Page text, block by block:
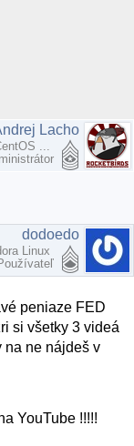
Lacho
...
dodoedo
Linux
peniaze FED
si všetky 3 videá
na ne nájdeš v
YouTube !!!!!